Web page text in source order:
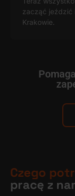
zacząć jeździć
Krakowie.
Czego
pracę z